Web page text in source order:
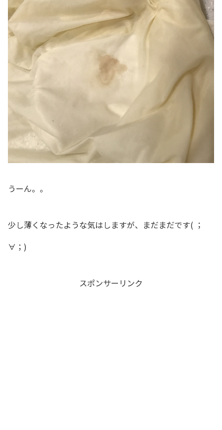
うーん。。
少し薄くなったような気はしますが、まだまだです( ；
∀；)
スポンサーリンク